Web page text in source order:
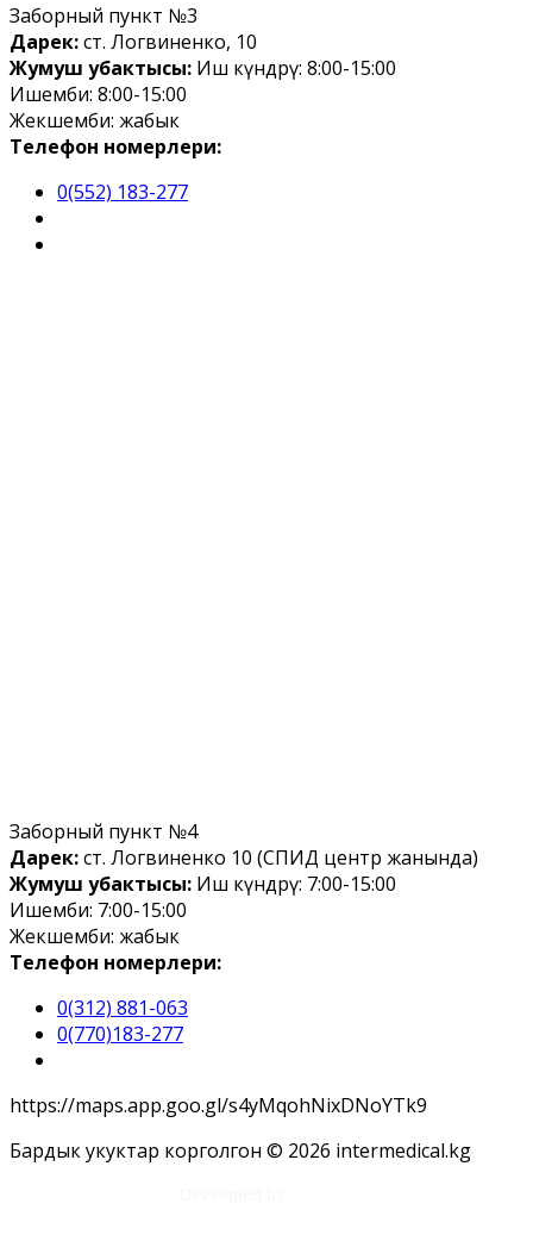
Заборный пункт №3
Дарек:ст. Логвиненко, 10
Жумуш убактысы: Иш күндөрү: 8:00-15:00
Ишемби: 8:00-15:00
Жекшемби: жабык
Телефон номерлери:
0(552) 183-277
Заборный пункт №4
Дарек:ст. Логвиненко 10 (СПИД центр жанында)
Жумуш убактысы: Иш күндөрү: 7:00-15:00
Ишемби: 7:00-15:00
Жекшемби: жабык
Телефон номерлери:
0(312) 881-063
0(770)183-277
https://maps.app.goo.gl/s4yMqohNixDNoYTk9
Бардык укуктар корголгон © 2026 intermedical.kg